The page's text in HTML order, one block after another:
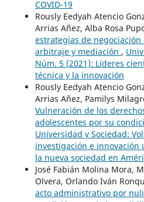
COVID-19
Rously Eedyah Atencio
Arrias Añez, Alba Rosa
estrategias de
arbitraje y mediación ,
Núm. 5 (2021): Líderes
técnica y la innovación
Rously Eedyah Atencio
Arrias Añez, Pamilys
Vulneración de los
adolescentes por su
Universidad y Sociedad:
investigación e
la nueva sociedad en
José Fabián Molina Mora,
Olvera, Orlando Iván
acto administrativo por